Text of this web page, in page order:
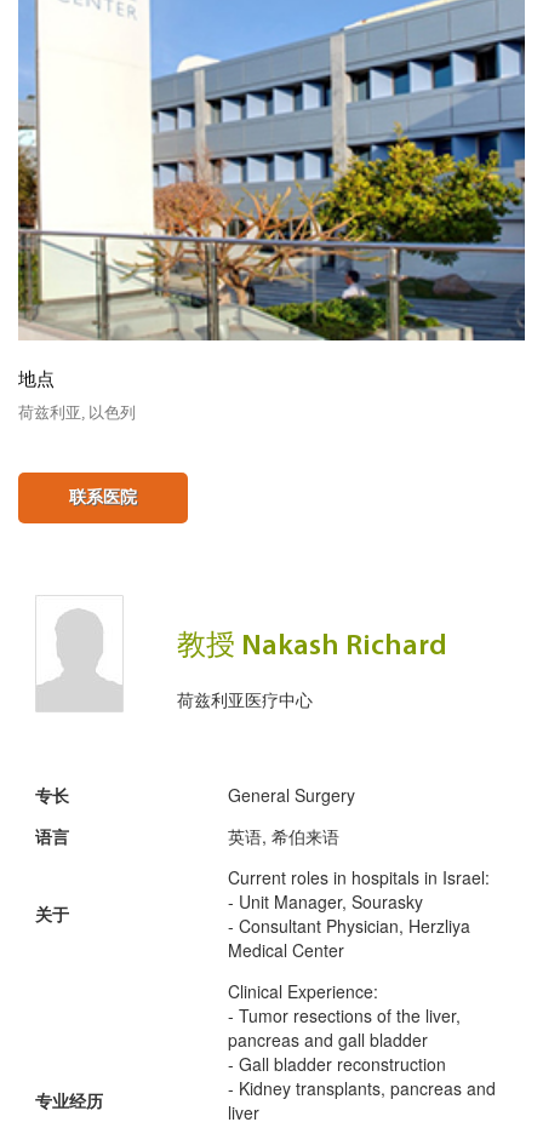
地点
荷兹利亚, 以色列
联系医院
教授 Nakash Richard
荷兹利亚医疗中心
专长
General Surgery
语言
英语, 希伯来语
关于
Current roles in hospitals in Israel:
- Unit Manager, Sourasky
- Consultant Physician, Herzliya
Medical Center
专业经历
Clinical Experience:
- Tumor resections of the liver,
pancreas and gall bladder
- Gall bladder reconstruction
- Kidney transplants, pancreas and
liver